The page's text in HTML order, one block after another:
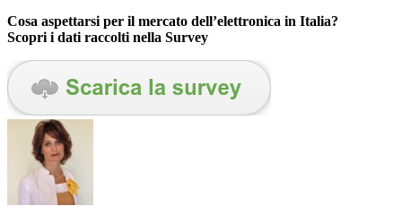
Cosa aspettarsi per il mercato dell’elettronica in Italia?
Scopri i dati raccolti nella Survey